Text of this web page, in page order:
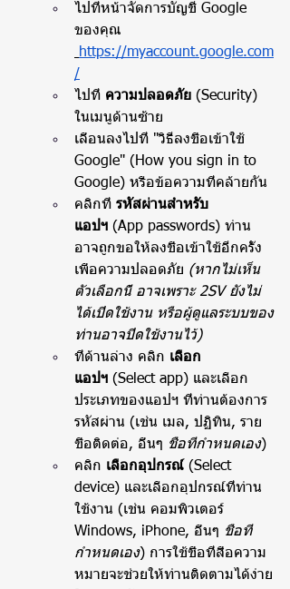
ไปที่หน้าจัดการบัญชี Google
ของคุณ
https://myaccount.google.com
/
ไปที่ ความปลอดภัย (Security)
ในเมนูด้านซ้าย
เลื่อนลงไปที่ "วิธีลงชื่อเข้าใช้
Google" (How you sign in to
Google) หรือข้อความที่คล้ายกัน
คลิกที่ รหัสผ่านสำหรับ
แอปฯ (App passwords) ท่าน
อาจถูกขอให้ลงชื่อเข้าใช้อีกครั้ง
เพื่อความปลอดภัย (หากไม่เห็น
ตัวเลือกนี้ อาจเพราะ 2SV ยังไม่
ได้เปิดใช้งาน หรือผู้ดูแลระบบของ
ท่านอาจปิดใช้งานไว้)
ที่ด้านล่าง คลิก เลือก
แอปฯ (Select app) และเลือก
ประเภทของแอปฯ ที่ท่านต้องการ
รหัสผ่าน (เช่น เมล, ปฏิทิน, ราย
ชื่อติดต่อ, อื่นๆ ชื่อที่กำหนดเอง)
คลิก เลือกอุปกรณ์ (Select
device) และเลือกอุปกรณ์ที่ท่าน
ใช้งาน (เช่น คอมพิวเตอร์
Windows, iPhone, อื่นๆ ชื่อที่
กำหนดเอง) การใช้ชื่อที่สื่อความ
หมายจะช่วยให้ท่านติดตามได้ง่าย